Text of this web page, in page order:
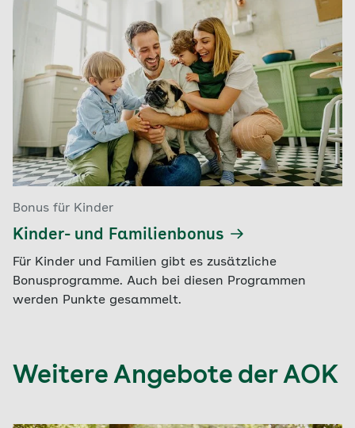
Bonus für Kinder
Kinder- und Familienbonus
Für Kinder und Familien gibt es zusätzliche
Bonusprogramme. Auch bei diesen Programmen
werden Punkte gesammelt.
Weitere Angebote der AOK